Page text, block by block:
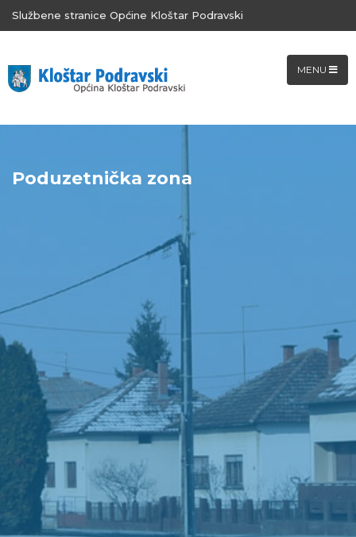
Službene stranice Općine Kloštar Podravski
MENU
Poduzetnička zona